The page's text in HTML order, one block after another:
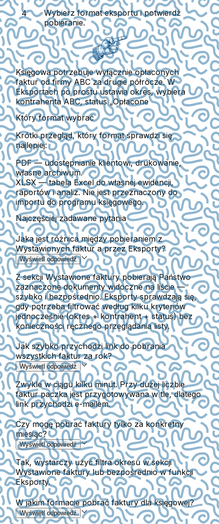
Wybierz format eksportu i potwierdź
pobieranie.
Księgowa potrzebuje wyłącznie opłaconych
faktur od firmy ABC za drugie półrocze. W
Eksportach po prostu ustawia okres, wybiera
kontrahenta ABC, status „Opłacone
Który format wybrać
Krótki przegląd, który format sprawdzi się
najlepiej:
PDF— udostępnianie klientowi, drukowanie,
własne archiwum.
XLSX— tabela Excel do własnej ewidencji,
raportów i analiz. Nie jest przeznaczony do
importu do programu księgowego.
Najczęściej zadawane pytania
Jaka jest różnica między pobieraniem z
Wystawionych faktur a przez Eksporty?
Wyświetl odpowiedź
Z sekcji Wystawione faktury pobierają Państwo
zaznaczone dokumenty widoczne na liście —
szybko i bezpośrednio. Eksporty sprawdzają się,
gdy potrzeba filtrować według kilku kryteriów
jednocześnie (okres + kontrahent + status) bez
konieczności ręcznego przeglądania listy.
Jak szybko przychodzi link do pobrania
wszystkich faktur za rok?
Wyświetl odpowiedź
Zwykle w ciągu kilku minut. Przy dużej liczbie
faktur paczka jest przygotowywana w tle, dlatego
link przychodzi e-mailem.
Czy mogę pobrać faktury tylko za konkretny
miesiąc?
Wyświetl odpowiedź
Tak, wystarczy użyć filtra okresu w sekcji
Wystawione faktury lub bezpośrednio w funkcji
Eksporty.
W jakim formacie pobrać faktury dla księgowej?
Wyświetl odpowiedź